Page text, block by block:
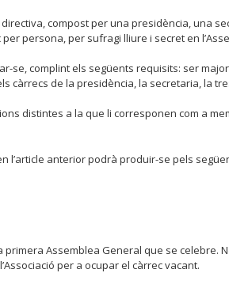
compost per una presidència, una
persona, per sufragi lliure i secret en
complint els següents requisits: ser
càrrecs de la presidència, la secretaria, la
distintes a la que li corresponen com a
l’article anterior podrà produir-se pels
Assemblea General que se celebre.
per a ocupar el càrrec vacant.